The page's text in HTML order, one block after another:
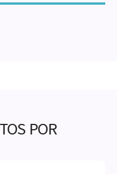
POR